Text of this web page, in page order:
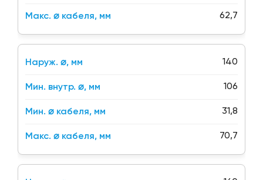
62,7
140
106
31,8
70,7